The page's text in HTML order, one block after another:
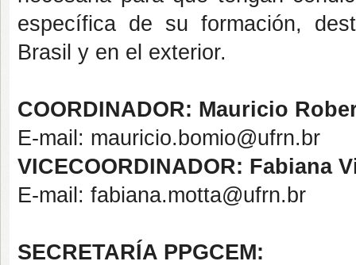
específica de su formación,
Brasil y en el exterior.
COORDINADOR: Mauricio
E-mail: mauricio.bomio@ufrn.br
VICECOORDINADOR: Fabiana
E-mail: fabiana.motta@ufrn.br
SECRETARÍA PPGCEM: